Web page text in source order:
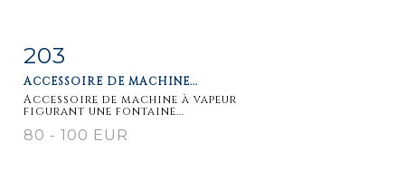
Fiche
203
ACCESSOIRE DE MACHINE...
Accessoire de machine à vapeur
figurant une fontaine...
80 - 100 EUR